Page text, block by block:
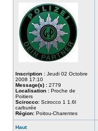
Inscription : Jeudi 02 Octobre
2008 17:10
Message(s) : 2779
Localisation : Proche de
Poitiers
Scirocco: Scirocco 1 1.6l
carburée
Région: Poitou-Charentes
Haut